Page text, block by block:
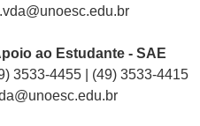
ao Estudante - SAE
3533-4455 | (49) 3533-4415